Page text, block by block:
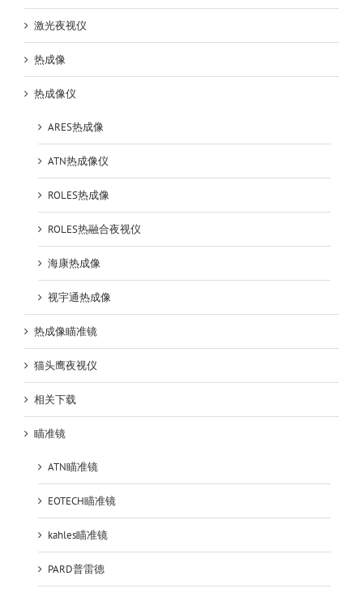
激光夜视仪
热成像
热成像仪
ARES热成像
ATN热成像仪
ROLES热成像
ROLES热融合夜视仪
海康热成像
视宇通热成像
热成像瞄准镜
猫头鹰夜视仪
相关下载
瞄准镜
ATN瞄准镜
EOTECH瞄准镜
kahles瞄准镜
PARD普雷德